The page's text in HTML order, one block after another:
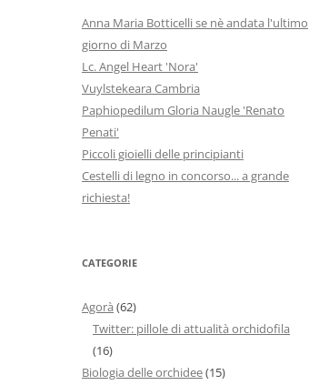
Anna Maria Botticelli se nè andata l'ultimo
giorno di Marzo
Lc. Angel Heart 'Nora'
Vuylstekeara Cambria
Paphiopedilum Gloria Naugle 'Renato
Penati'
Piccoli gioielli delle principianti
Cestelli di legno in concorso... a grande
richiesta!
CATEGORIE
Agorà (62)
Twitter: pillole di attualità orchidofila
(16)
Biologia delle orchidee(15)